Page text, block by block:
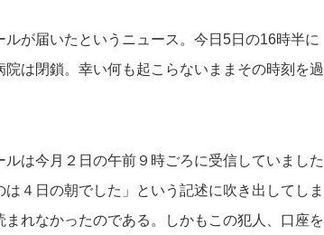
が届いたというニュース。今日5日の16時半に
は閉鎖。幸い何も起こらないままその時刻を過
は今月２日の午前９時ごろに受信していました
４日の朝でした」という記述に吹き出してしま
れなかったのである。しかもこの犯人、口座を